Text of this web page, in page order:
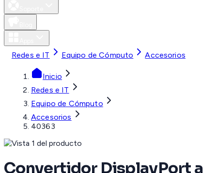
Redes e IT Equipo de Cómputo Accesorios
Inicio
Redes e IT
Equipo de Cómputo
Accesorios
40363
Convertidor DisplayPort a